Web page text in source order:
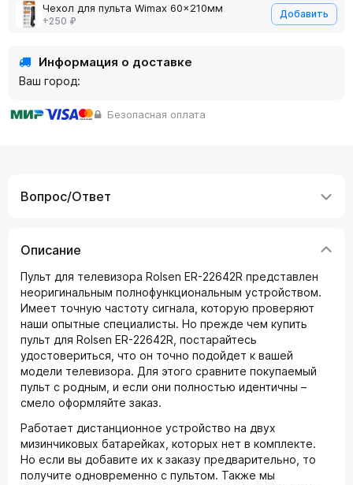
Чехол для пульта Wimax 60x210мм
+250 ₽
Добавить
Информация о доставке
Ваш город:
Безопасная оплата
Вопрос/Ответ
Описание
Пульт для телевизора Rolsen ER-22642R представлен
неоригинальным полнофункциональным устройством.
Имеет точную частоту сигнала, которую проверяют
наши опытные специалисты. Но прежде чем купить
пульт для Rolsen ER-22642R, постарайтесь
удостовериться, что он точно подойдет к вашей
модели телевизора. Для этого сравните покупаемый
пульт с родным, и если они полностью идентичны –
смело оформляйте заказ.
Работает дистанционное устройство на двух
мизинчиковых батарейках, которых нет в комплекте.
Но если вы добавите их к заказу предварительно, то
получите одновременно с пультом. Также мы